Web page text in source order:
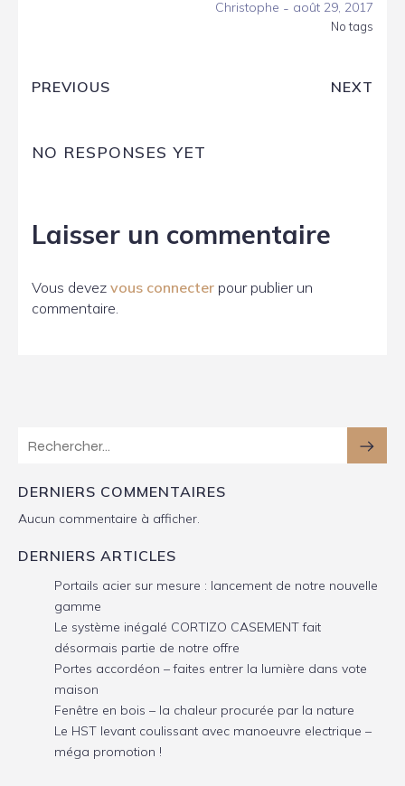
Christophe - août 29, 2017
No tags
PREVIOUS NEXT
NO RESPONSES YET
Laisser un commentaire
Vous devez vous connecter pour publier un
commentaire.
DERNIERS COMMENTAIRES
Aucun commentaire à afficher.
DERNIERS ARTICLES
Portails acier sur mesure : lancement de notre nouvelle
gamme
Le système inégalé CORTIZO CASEMENT fait
désormais partie de notre offre
Portes accordéon – faites entrer la lumière dans vote
maison
Fenêtre en bois – la chaleur procurée par la nature
Le HST levant coulissant avec manoeuvre electrique –
méga promotion !